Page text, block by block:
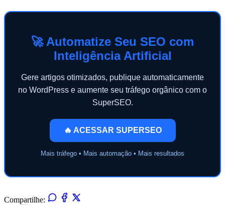
🚀 Automatize Seu SEO com
Inteligência Artificial
Gere artigos otimizados, publique automaticamente
no WordPress e aumente seu tráfego orgânico com o
SuperSEO.
🔥 ACESSAR SUPERSEO
Mais tráfego • Mais automação • Mais resultados
Compartilhe: